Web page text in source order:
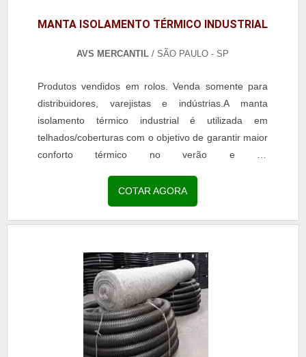
MANTA ISOLAMENTO TÉRMICO INDUSTRIAL
AVS MERCANTIL / SÃO PAULO - SP
Produtos vendidos em rolos. Venda somente para
distribuidores, varejistas e indústrias.A manta
isolamento térmico industrial é utilizada em
telhados/coberturas com o objetivo de garantir maior
conforto térmico no verão e no
esteja fazendo no dia, a...COTAR AGORA